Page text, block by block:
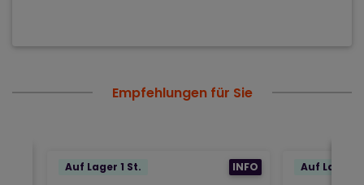
Empfehlungen für Sie
Auf Lager 1 St. INFO Auf Lager 1